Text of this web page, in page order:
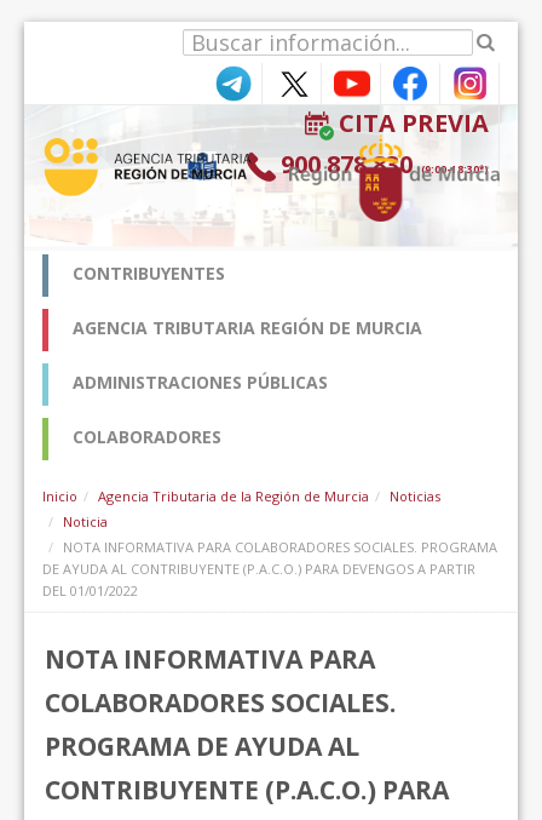
CITA PREVIA
900 878 830 (9:00-18:30*)
CONTRIBUYENTES
AGENCIA TRIBUTARIA REGIÓN DE MURCIA
ADMINISTRACIONES PÚBLICAS
COLABORADORES
Inicio Agencia Tributaria de la Región de Murcia
Noticias
Noticia
NOTA INFORMATIVA PARA COLABORADORES SOCIALES. PROGRAMA
DE AYUDA AL CONTRIBUYENTE (P.A.C.O.) PARA DEVENGOS A PARTIR
DEL 01/01/2022
NOTA INFORMATIVA PARA
COLABORADORES SOCIALES.
PROGRAMA DE AYUDA AL
CONTRIBUYENTE (P.A.C.O.) PARA